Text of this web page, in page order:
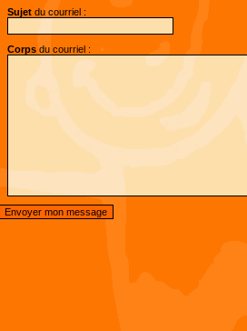
Sujet du courriel :
Corps du courriel :